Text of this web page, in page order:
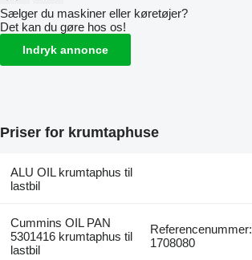
Sælger du maskiner eller køretøjer?
Det kan du gøre hos os!
Indryk annonce
Priser for krumtaphuse
ALU OIL krumtaphus til
lastbil
Cummins OIL PAN
5301416 krumtaphus til
lastbil
Referencenummer:
1708080